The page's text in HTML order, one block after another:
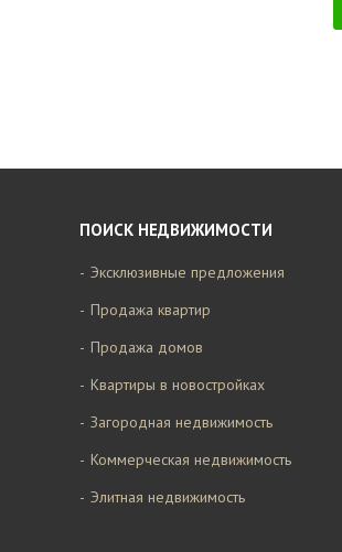
ПОИСК НЕДВИЖИМОСТИ
Эксклюзивные предложения
Продажа квартир
Продажа домов
Квартиры в новостройках
Загородная недвижимость
Коммерческая недвижимость
Элитная недвижимость